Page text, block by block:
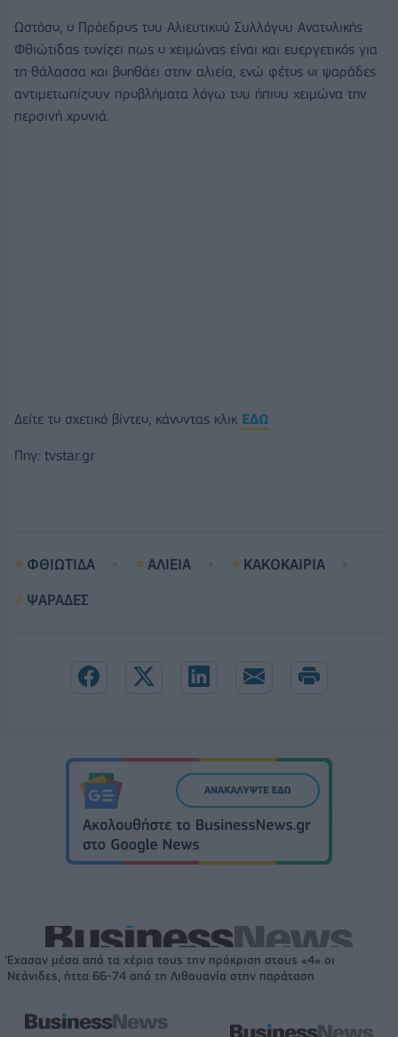
Ωστόσο, ο Πρόεδρος του Αλιευτικού Συλλόγου Ανατολικής
Φθιώτιδας τονίζει πως ο χειμώνας είναι και ευεργετικός για
τη θάλασσα και βοηθάει στην αλιεία, ενώ φέτος οι ψαράδες
αντιμετωπίζουν προβλήματα λόγω του ήπιου χειμώνα την
περσινή χρονιά.
Δείτε το σχετικό βίντεο, κάνοντας κλικ ΕΔΩ
Πηγ: tvstar.gr
ΦΘΙΩΤΙΔΑ ΑΛΙΕΙΑ
ΚΑΚΟΚΑΙΡΙΑ
ΨΑΡΑΔΕΣ
Έχασαν μέσα από τα χέρια τους την πρόκριση στους «4» οι
Νεάνιδες, ήττα 66-74 από τη Λιθουανία στην παράταση